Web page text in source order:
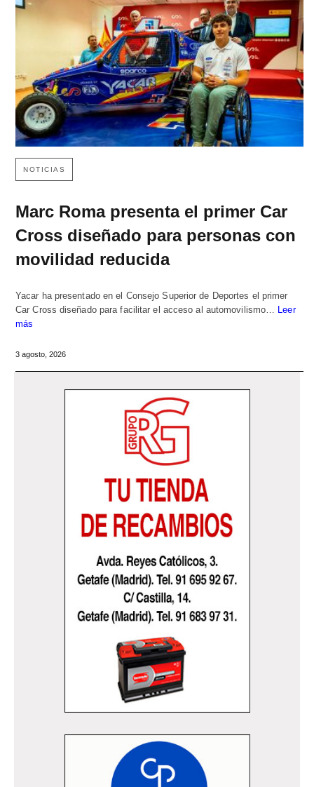
NOTICIAS
Marc Roma presenta el primer Car
Cross diseñado para personas con
movilidad reducida
Yacar ha presentado en el Consejo Superior de Deportes el primer
Car Cross diseñado para facilitar el acceso al automovilismo… Leer
más
3 agosto, 2026